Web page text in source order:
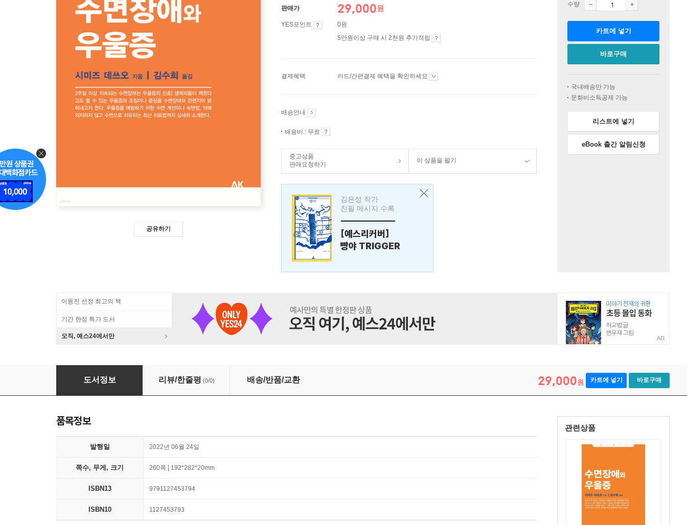
공유하기
판매가 29,000원
YES포인트
0원
5만원이상 구매 시 2천원 추가적립
결제혜택 카드/간편결제 혜택을 확인하세요
배송안내
배송비 : 무료
중고상품
판매요청하기
이 상품을 팔기
김은성 작가
친필 메시지 수록
---------------
[예스리커버]
빵야 TRIGGER
수량
카트에 넣기
바로구매
국내배송만 가능
문화비소득공제 가능
리스트에 넣기
eBook 출간 알림신청
이동진 선정 최고의 책
기간 한정 특가 도서
오직, 예스24에서만 AD
수면장애와 우울증 (큰글자도서)
도서정보 리뷰/한줄평 (0/0) 배송/반품/교환 29,000원 카트에 넣기 바로구매
관련상품
품목정보
발행일 2022년 06월 24일
쪽수, 무게, 크기 260쪽 | 192*282*20mm
ISBN13 9791127453794
ISBN10 1127453793